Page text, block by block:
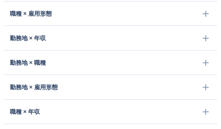
職種 × 雇用形態
勤務地 × 年収
勤務地 × 職種
勤務地 × 雇用形態
職種 × 年収